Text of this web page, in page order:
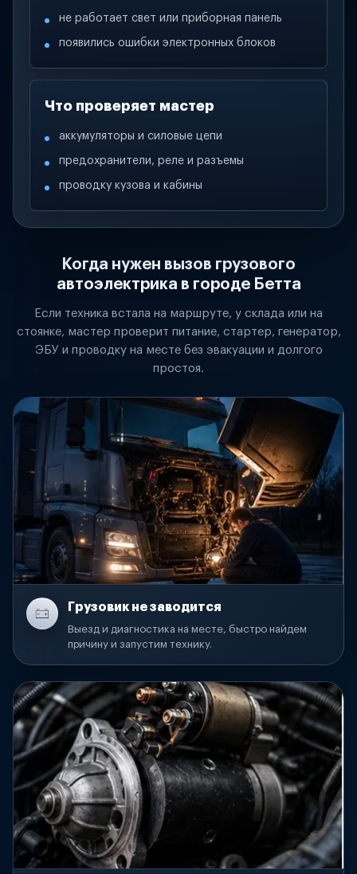
не работает свет или приборная панель
появились ошибки электронных блоков
Что проверяет мастер
аккумуляторы и силовые цепи
предохранители, реле и разъемы
проводку кузова и кабины
Когда нужен вызов грузового
автоэлектрика в городе Бетта
Если техника встала на маршруте, у склада или на
стоянке, мастер проверит питание, стартер, генератор,
ЭБУ и проводку на месте без эвакуации и долгого
простоя.
Грузовик не заводится
Выезд и диагностика на месте, быстро найдем
причину и запустим технику.